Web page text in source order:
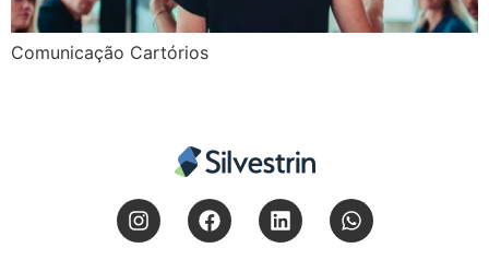
Comunicação Cartórios